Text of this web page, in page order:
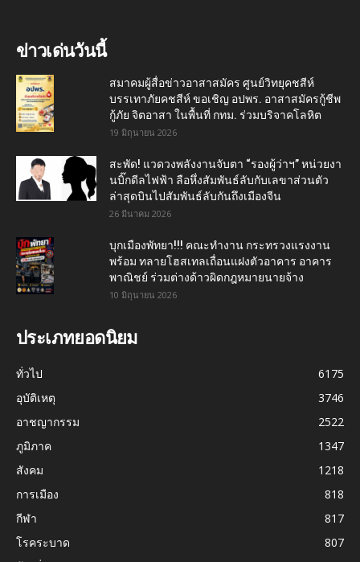
ข่าวเด่นวันนี้
สมาคมผู้สื่อข่าวอาสาสมัคร ศูนย์วิทยุคชสีห์
บรรเทาภัยคชสีห์ ขอเชิญ อปพร. อาสาสมัครกู้ชีพ
กู้ภัย จิตอาสา ในพื้นที่ กทม. ร่วมบริจาคโลหิต
19 มิถุนายน 2026
สะพัด! แวดวงพลังงานจับตา “รองผู้ว่าฯ” หน่วยงา
นบิ๊กดีลไฟฟ้า ลือหึ่งสัมพันธ์ลับกับเลขาส่วนตัว
ล่าสุดบินไปสัมพันธ์ลับกันถึงเมืองจีน
26 มีนาคม 2026
บุกเมืองพัทยา!!! คณะทำงาน กระทรวงแรงงาน
พร้อม ทลายโฮสเทลเถื่อนแฝงตัวอาคาร อาคาร
พาณิชย์ ร่วมต่างด้าวผิดกฎหมายนายจ้าง
10 มิถุนายน 2026
ประเภทยอดนิยม
ทั่วไป
6175
อุบัติเหตุ
3746
อาชญากรรม
2522
ภูมิภาค
1347
สังคม
1218
การเมือง
818
กีฬา
817
โรคระบาด
807